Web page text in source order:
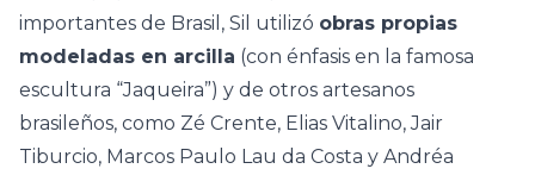
importantes de Brasil, Sil utilizó obras propias
modeladas en arcilla (con énfasis en la famosa
escultura “Jaqueira”) y de otros artesanos
brasileños, como Zé Crente, Elias Vitalino, Jair
Tiburcio, Marcos Paulo Lau da Costa y Andréa